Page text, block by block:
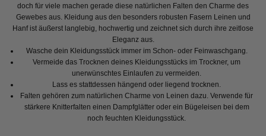
doch für viele machen gerade diese natürlichen Falten den Charme des
Gewebes aus. Kleidung aus den besonders robusten Fasern Leinen und
Hanf ist äußerst langlebig, hochwertig und zeichnet sich durch ihre zeitlose
Eleganz aus.
Wasche dein Kleidungsstück immer im Schon- oder Feinwaschgang.
Vermeide das Trocknen deines Kleidungsstücks im Trockner, um
unerwünschtes Einlaufen zu vermeiden.
Lass es stattdessen hängend oder liegend trocknen.
Falten gehören zum natürlichen Charme von Leinen dazu. Verwende für
stärkere Knitterfalten einen Dampfglätter oder ein Bügeleisen bei dem
noch feuchten Kleidungsstück.